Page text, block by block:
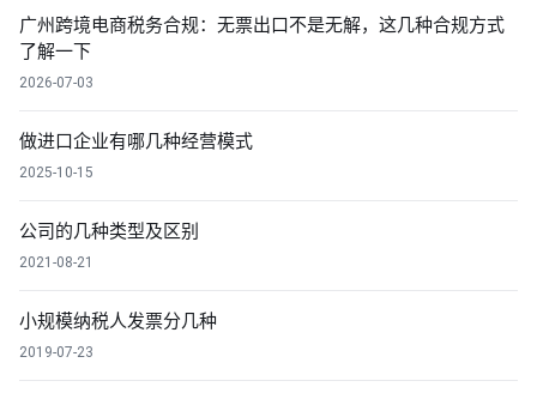
广州跨境电商税务合规：无票出口不是无解，这几种合规方式
了解一下
2026-07-03
做进口企业有哪几种经营模式
2025-10-15
公司的几种类型及区别
2021-08-21
小规模纳税人发票分几种
2019-07-23